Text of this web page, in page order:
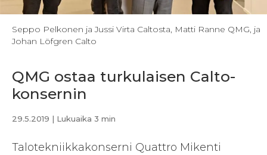
Seppo Pelkonen ja Jussi Virta Caltosta, Matti Ranne QMG, ja
Johan Löfgren Calto
QMG ostaa turkulaisen Calto-
konsernin
29.5.2019 | Lukuaika 3 min
Talotekniikkakonserni Quattro Mikenti